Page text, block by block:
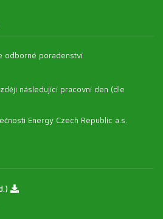
odborné poradenství
následující pracovní den (dle
Energy Czech Republic a.s.